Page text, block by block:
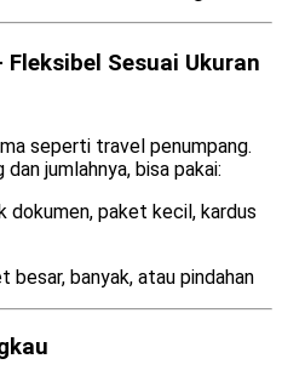
Sesuai Ukuran
seperti travel penumpang.
jumlahnya, bisa pakai:
dokumen, paket kecil, kardus
besar, banyak, atau pindahan